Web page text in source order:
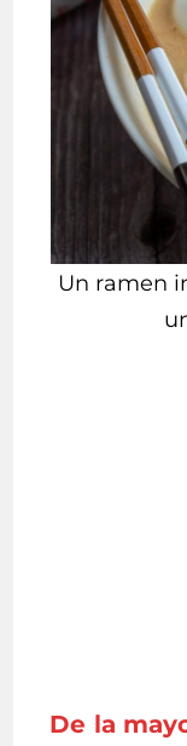
Un ramen
De la